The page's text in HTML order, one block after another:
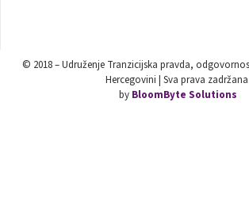
© 2018 – Udruženje Tranzicijska pravda,
Hercegovini | Sva prava zadržana.
by BloomByte Solutions